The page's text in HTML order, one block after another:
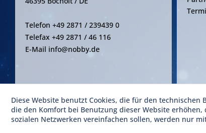
Telefon +49 2871 / 239439 0
Telefax +49 2871 / 46 116
E-Mail info@nobby.de
*
Diese Website benutzt Cookies, die für den
die den Komfort bei Benutzung dieser Website
sozialen Netzwerken vereinfachen sollen, werden nur